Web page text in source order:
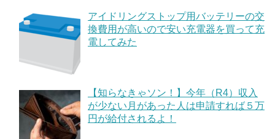
アイドリングストップ用バッテリーの交
換費用が高いので安い充電器を買って充
電してみた
【知らなきゃソン！】今年（R4）収入
が少ない月があった人は申請すれば５万
円が給付されるよ！